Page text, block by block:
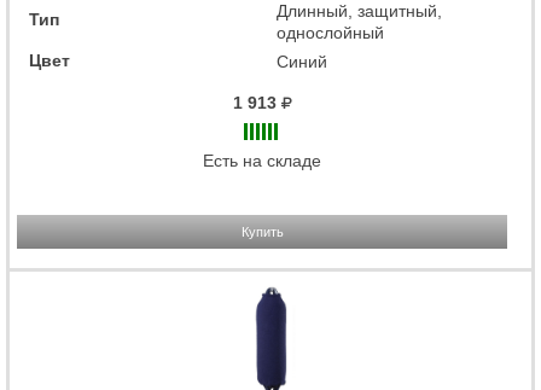
Тип
Длинный, защитный,
однослойный
Цвет
Синий
1 913
Есть на складе
Купить